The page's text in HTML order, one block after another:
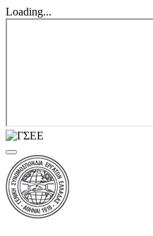
Loading...